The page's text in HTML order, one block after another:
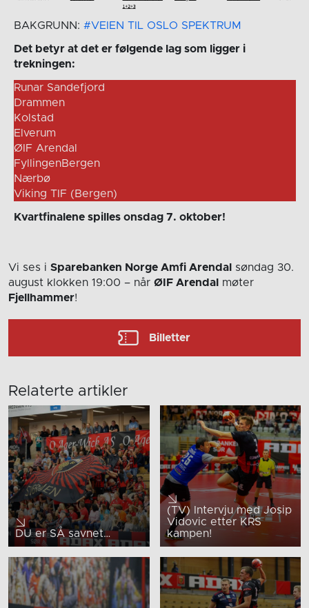
BAKGRUNN: #VEIEN TIL OSLO SPEKTRUM
Det betyr at det er følgende lag som ligger i
trekningen:
Runar Sandefjord
Drammen
Kolstad
Elverum
ØIF Arendal
FyllingenBergen
Nærbø
Viking TIF (Bergen)
Kvartfinalene spilles onsdag 7. oktober!
Vi ses i Sparebanken Norge Amfi Arendal
søndag 30.
august klokken 19:00 – når ØIF Arendal
møter
Fjellhammer!
Billetter
Relaterte artikler
DU er SÅ savnet…
(TV) Intervju med Josip
Vidovic etter KRS
kampen!